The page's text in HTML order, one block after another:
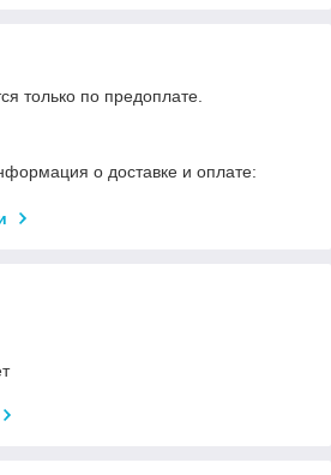
только по предоплате.
о доставке и оплате: